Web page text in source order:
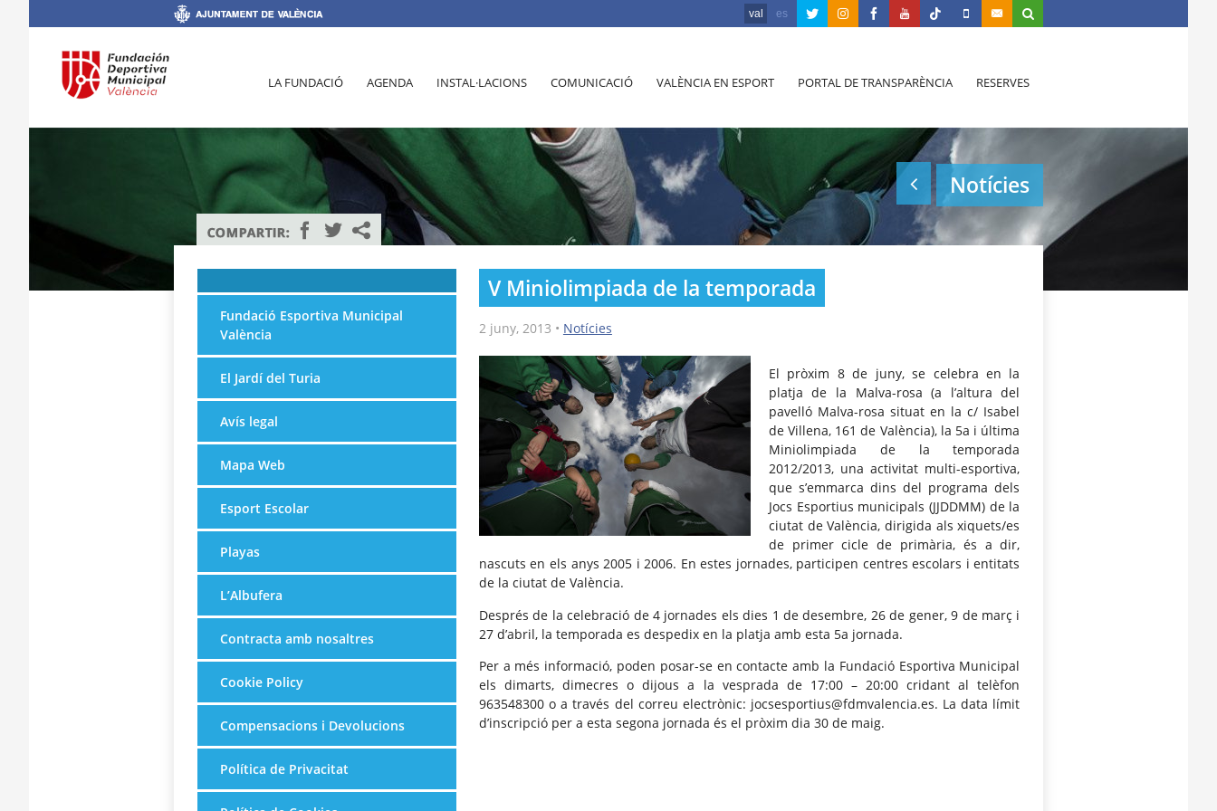
val es
LA FUNDACIÓ AGENDA INSTAL·LACIONS COMUNICACIÓ VALÈNCIA EN ESPORT PORTAL DE TRANSPARÈNCIA RESERVES
Notícies
V Miniolimpiada de la temporada
2 juny, 2013 • Notícies
El pròxim 8 de juny, se celebra en la
platja de la Malva-rosa (a l’altura del
pavelló Malva-rosa situat en la c/ Isabel
de Villena, 161 de València), la 5a i última
Miniolimpiada de la temporada
2012/2013, una activitat multi-esportiva,
que s’emmarca dins del programa dels
Jocs Esportius municipals (JJDDMM) de la
ciutat de València, dirigida als xiquets/es
de primer cicle de primària, és a dir,
nascuts en els anys 2005 i 2006. En estes jornades, participen centres escolars i entitats
de la ciutat de València.
Després de la celebració de 4 jornades els dies 1 de desembre, 26 de gener, 9 de març i
27 d’abril, la temporada es despedix en la platja amb esta 5a jornada.
Per a més informació, poden posar-se en contacte amb la Fundació Esportiva Municipal
els dimarts, dimecres o dijous a la vesprada de 17:00 – 20:00 cridant al telèfon
963548300 o a través del correu electrònic: jocsesportius@fdmvalencia.es. La data límit
d’inscripció per a esta segona jornada és el pròxim dia 30 de maig.
Fundació Esportiva Municipal
València
El Jardí del Turia
Avís legal
Mapa Web
Esport Escolar
Playas
L’Albufera
Contracta amb nosaltres
Cookie Policy
Compensacions i Devolucions
Política de Privacitat